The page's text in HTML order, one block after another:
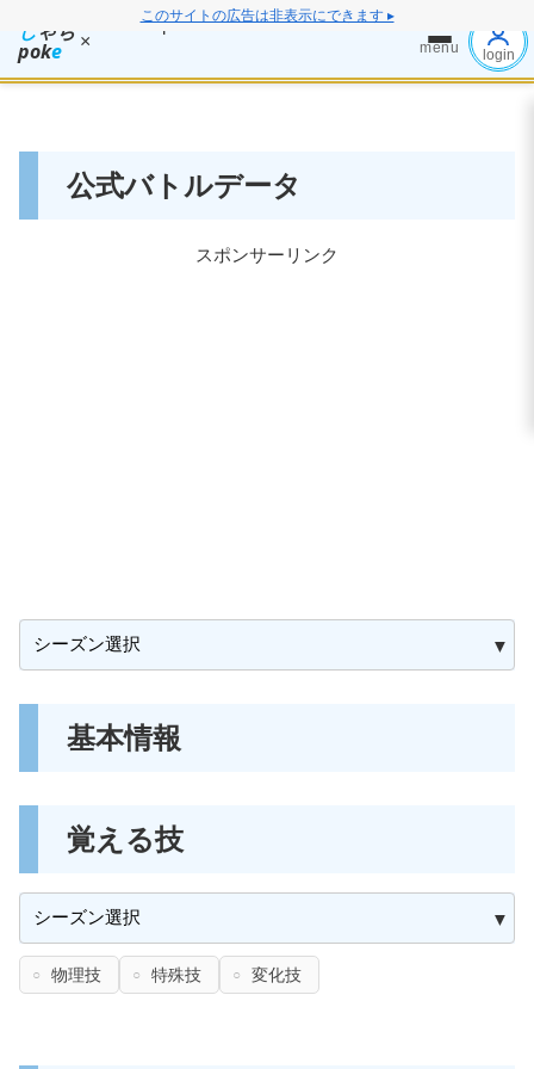
このサイトの広告は非表示にできます ▸
しゃち
poke × menu login
公式バトルデータ
スポンサーリンク
基本情報
覚える技
物理技 特殊技 変化技